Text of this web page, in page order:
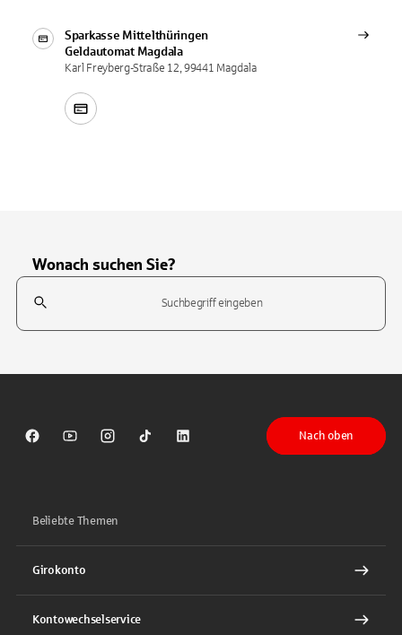
Sparkasse Mittelthüringen
Geldautomat Magdala
Karl Freyberg-Straße 12, 99441 Magdala
Wonach suchen Sie?
Suchfeld
Sparkasse auf Facebook
Sparkasse auf Youtube
Sparkasse auf Instagram
Sparkasse auf TikTok
Sparkasse auf LinkedIn
Nach oben
Beliebte Themen
Girokonto
Kontowechselservice